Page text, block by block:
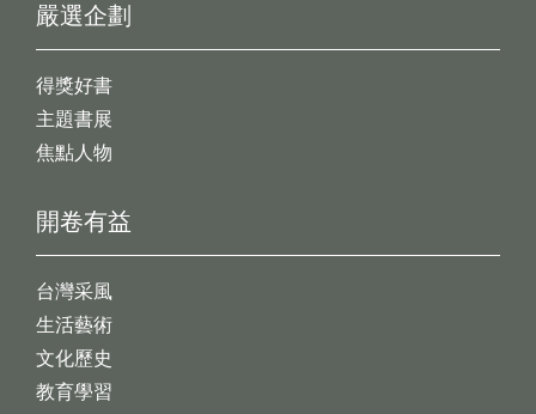
開卷有益
台灣采風
生活藝術
文化歷史
教育學習
嚴選企劃
得獎好書
主題書展
焦點人物